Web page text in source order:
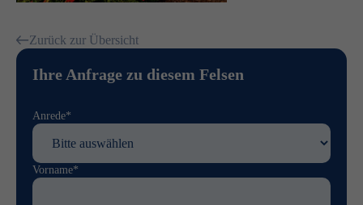
Zurück zur Übersicht
Ihre Anfrage zu diesem Felsen
Anrede*
Vorname*